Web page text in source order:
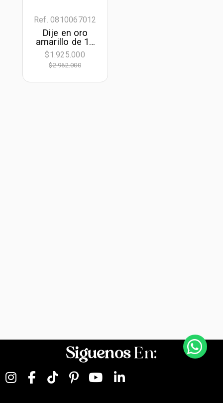
Ref. 0810067012
Dije en oro
amarillo de 18
Kilates, Onda,
con esmeralda
central de 0.45
$1.925.000
$2.962.000
SiguenosEn: